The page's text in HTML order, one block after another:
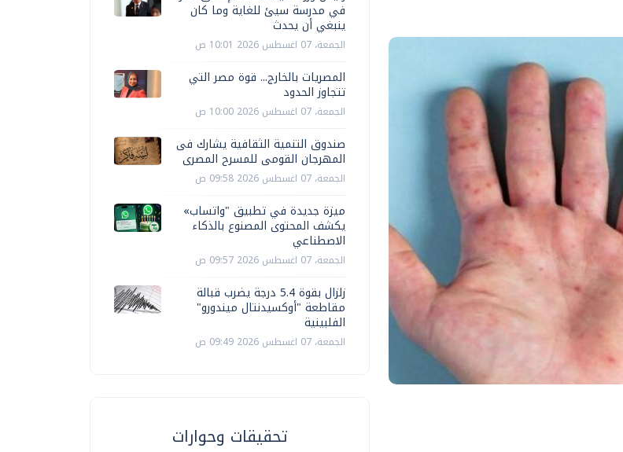
في مدرسة سيئ للغاية وما كان
ينبغي أن يحدث
الجمعة، 07 اغسطس 2026 10:01 ص
المصريات بالخارج... قوة مصر التي
تتجاوز الحدود
الجمعة، 07 اغسطس 2026 10:00 ص
صندوق التنمية الثقافية يشارك فى
المهرجان القومى للمسرح المصرى
الجمعة، 07 اغسطس 2026 09:58 ص
ميزة جديدة في تطبيق "واتساب»
يكشف المحتوى المصنوع بالذكاء
الاصطناعي
الجمعة، 07 اغسطس 2026 09:57 ص
زلزال بقوة 5.4 درجة يضرب قبالة
مقاطعة "أوكسيدنتال ميندورو"
الفلبينية
الجمعة، 07 اغسطس 2026 09:49 ص
تحقيقات وحوارات